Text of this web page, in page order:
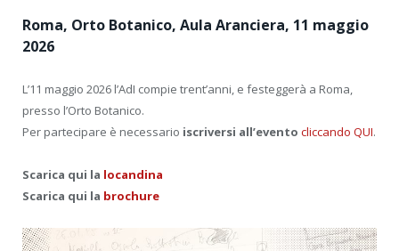
Roma, Orto Botanico, Aula Aranciera, 11 maggio
2026
L’11 maggio 2026 l’AdI compie trent’anni, e festeggerà a Roma,
presso l’Orto Botanico.
Per partecipare è necessario iscriversi all’evento cliccando QUI.
Scarica qui la locandina
Scarica qui la brochure